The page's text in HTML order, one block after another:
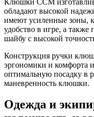
обладают высокой
имеют усиленные зоны,
удобство в игре, а также
шайбу с высокой
Конструкция ручки
эргономики и комфорта
оптимальную посадку в
маневренность клюшки.
Одежда и